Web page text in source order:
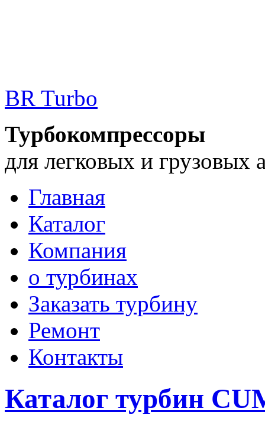
BR Turbo
Турбокомпрессоры
для легковых и грузовых
Главная
Каталог
Компания
о турбинах
Заказать турбину
Ремонт
Контакты
Каталог турбин